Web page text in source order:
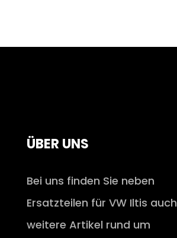
ÜBER UNS
Bei uns finden Sie neben
Ersatzteilen für VW Iltis auch
weitere Artikel rund um